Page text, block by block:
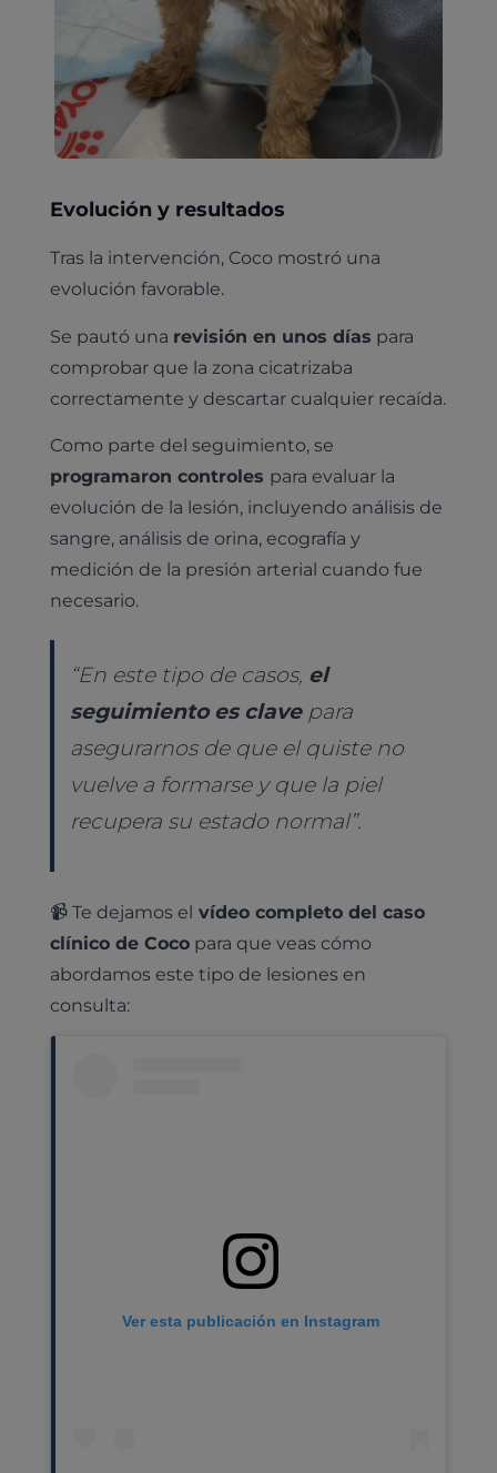
Pruebas cropológicas
Pruebas histológicas – microscopio
Vacunación
Hospitalización
Leishmaniasis
Cirugía
Revisión general y/o geriátrica
Todos los servicios
Traumatología
Nutrición
Urología y nefrología
Animales Exóticos
Planes de salud para gatos
Todos los planes de salud
Comité de expertos veterinarios
Trabaja en Clinicanimal
Evolución y resultados
Tras la intervención, Coco mostró una
evolución favorable.
Se pautó una revisión en unos días para
comprobar que la zona cicatrizaba
correctamente y descartar cualquier recaída.
Como parte del seguimiento, se
programaron controles para evaluar la
evolución de la lesión, incluyendo análisis de
sangre, análisis de orina, ecografía y
medición de la presión arterial cuando fue
necesario.
“En este tipo de casos, el
seguimiento es clave para
asegurarnos de que el quiste no
vuelve a formarse y que la piel
recupera su estado normal”.
📹 Te dejamos el vídeo completo del caso
clínico de Cocopara que veas cómo
abordamos este tipo de lesiones en
consulta:
Ver esta publicación en Instagram